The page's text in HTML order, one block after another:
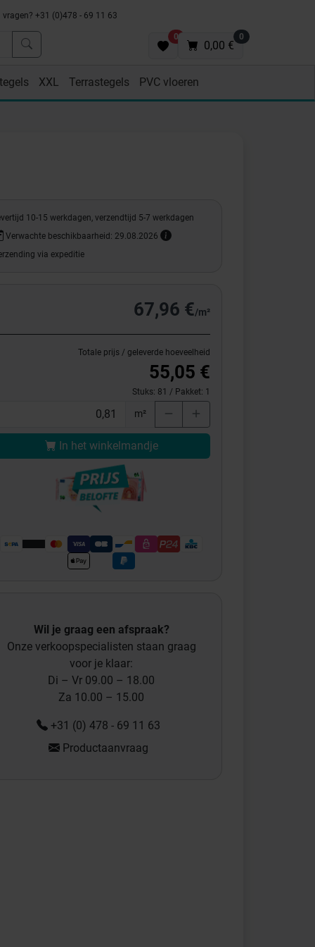
+31 (0)478 - 69 11 63
0 0
0,00 €
XXL Terrastegels PVC vloeren
10-15 werkdagen, verzendtijd 5-7 werkdagen
Verwachte beschikbaarheid: 29.08.2026
via expeditie
67,96 €/m²
Totale prijs / geleverde hoeveelheid
55,05 €
Stuks: 81 / Pakket: 1
m²
In het winkelmandje
Wil je graag een afspraak?
Onze verkoopspecialisten staan graag
voor je klaar:
Di – Vr 09.00 – 18.00
Za 10.00 – 15.00
+31 (0) 478 - 69 11 63
Productaanvraag